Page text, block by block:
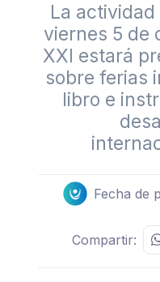
La
viernes 5 de
XXI estará
sobre ferias
libro e
Fecha de
Compartir: